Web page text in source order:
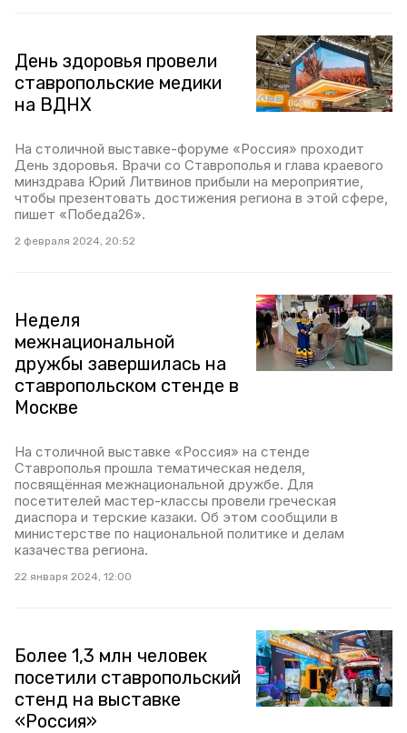
День здоровья провели
ставропольские медики
на ВДНХ
На столичной выставке-форуме «Россия» проходит
День здоровья. Врачи со Ставрополья и глава краевого
минздрава Юрий Литвинов прибыли на мероприятие,
чтобы презентовать достижения региона в этой сфере,
пишет «Победа26».
2 февраля 2024, 20:52
Неделя
межнациональной
дружбы завершилась на
ставропольском стенде в
Москве
На столичной выставке «Россия» на стенде
Ставрополья прошла тематическая неделя,
посвящённая межнациональной дружбе. Для
посетителей мастер-классы провели греческая
диаспора и терские казаки. Об этом сообщили в
министерстве по национальной политике и делам
казачества региона.
22 января 2024, 12:00
Более 1,3 млн человек
посетили ставропольский
стенд на выставке
«Россия»